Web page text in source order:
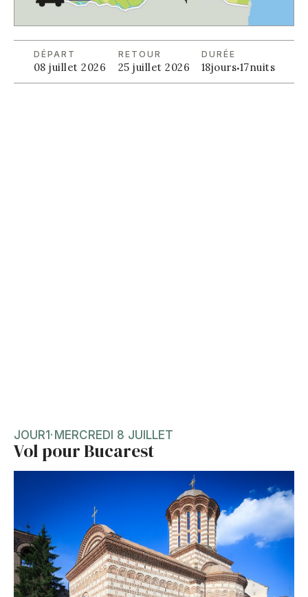
DÉPART
08 juillet 2026
RETOUR
25 juillet 2026
DURÉE
18jours·17nuits
JOUR1· MERCREDI 8 JUILLET
Vol pour Bucarest